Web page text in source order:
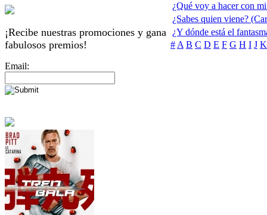
¡Recibe nuestras promociones y gana
fabulosos premios!
Email:
¿Qué voy a hacer con
¿Sabes quien viene?
¿Y dónde está el
# A B C D E F G H I J K